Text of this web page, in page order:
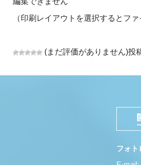
（印刷レイアウトを選択するとフ
(まだ評価がありません)投
フォト